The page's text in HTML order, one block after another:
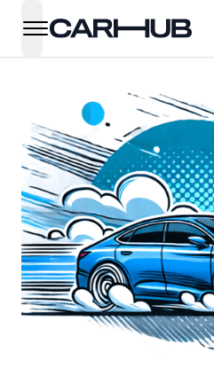
open navigation menu
Carhub